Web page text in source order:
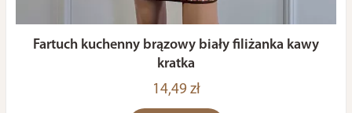
Fartuch kuchenny brązowy biały filiżanka kawy
kratka
14,49 zł